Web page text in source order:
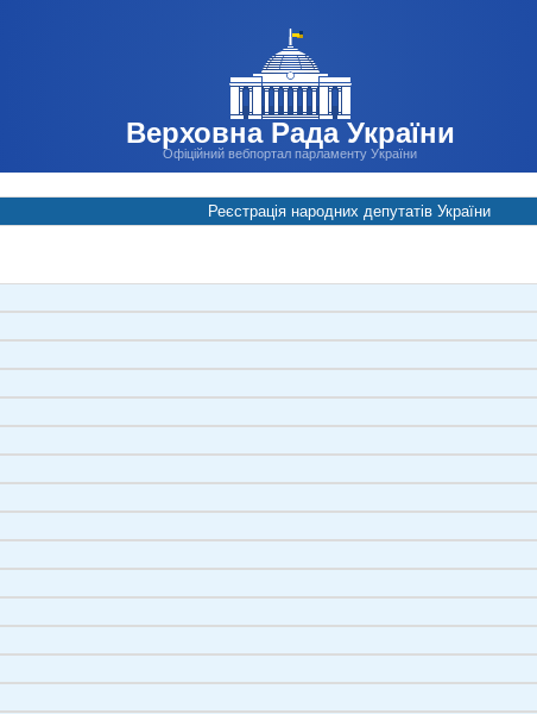
Верховна Рада України
Офіційний вебпортал парламенту України
Реєстрація народних депутатів України